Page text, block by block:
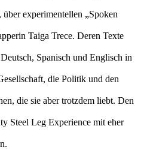
experimentellen „Spoken
Taiga Trece. Deren Texte
Spanisch und Englisch in
die Politik und den
die sie aber trotzdem liebt. Den
Steel Leg Experience mit eher